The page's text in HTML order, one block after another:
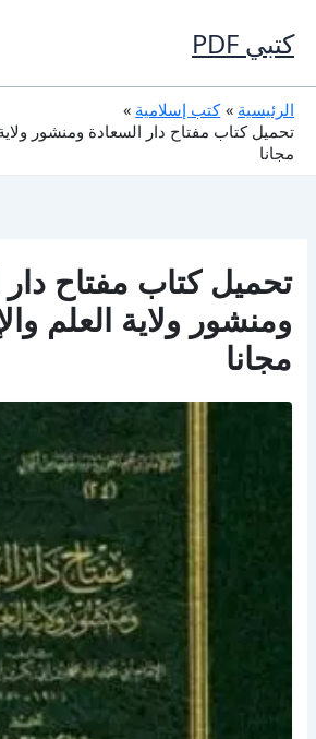
إلى
المحتوى
كتبي PDF
الرئيسية
كتب إسلامية
مجانا
تحميل كتاب مفتاح دار
مجانا